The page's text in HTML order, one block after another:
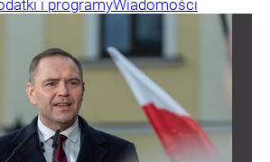
i programyWiadomości